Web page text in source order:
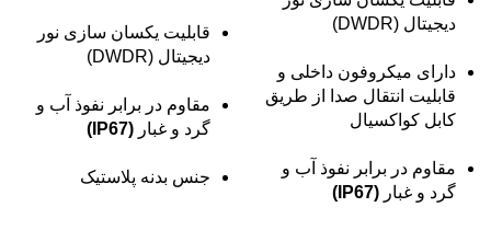
دیجیتال (DWDR)
دارای میکروفون داخلی و
قابلیت انتقال صدا از طریق
کابل کواکسیال
مقاوم در برابر نفوذ آب و
گرد و غبار (IP67)
قابلیت یکسان سازی نور
دیجیتال (DWDR)
مقاوم در برابر نفوذ آب و
گرد و غبار (IP67)
جنس بدنه پلاستیک